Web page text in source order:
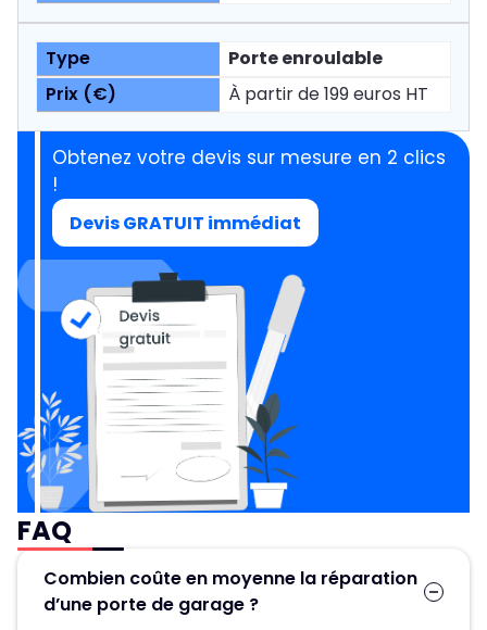
Porte enroulable
À partir de 199 euros HT
Obtenez votre devis sur mesure en 2 clics
!
Devis GRATUIT immédiat
FAQ
Combien coûte en moyenne la réparation
d’une porte de garage ?